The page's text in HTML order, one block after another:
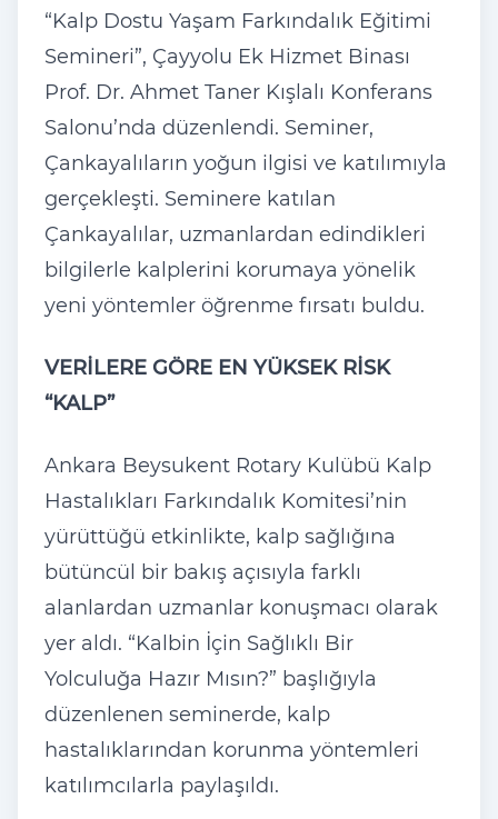
“Kalp Dostu Yaşam Farkındalık Eğitimi
Semineri”, Çayyolu Ek Hizmet Binası
Prof. Dr. Ahmet Taner Kışlalı Konferans
Salonu’nda düzenlendi. Seminer,
Çankayalıların yoğun ilgisi ve katılımıyla
gerçekleşti. Seminere katılan
Çankayalılar, uzmanlardan edindikleri
bilgilerle kalplerini korumaya yönelik
yeni yöntemler öğrenme fırsatı buldu.
VERİLERE GÖRE EN YÜKSEK RİSK
“KALP”
Ankara Beysukent Rotary Kulübü Kalp
Hastalıkları Farkındalık Komitesi’nin
yürüttüğü etkinlikte, kalp sağlığına
bütüncül bir bakış açısıyla farklı
alanlardan uzmanlar konuşmacı olarak
yer aldı. “Kalbin İçin Sağlıklı Bir
Yolculuğa Hazır Mısın?” başlığıyla
düzenlenen seminerde, kalp
hastalıklarından korunma yöntemleri
katılımcılarla paylaşıldı.